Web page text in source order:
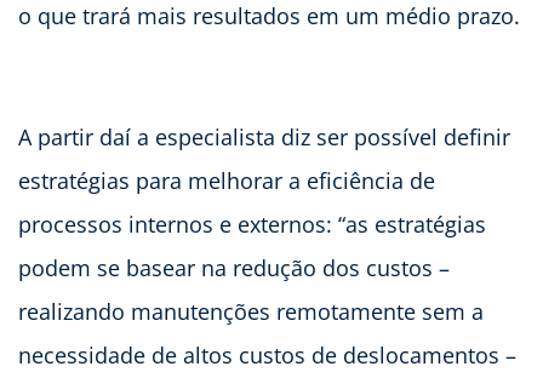
o que trará mais resultados em um médio prazo.
A partir daí a especialista diz ser possível definir
estratégias para melhorar a eficiência de
processos internos e externos: “as estratégias
podem se basear na redução dos custos –
realizando manutenções remotamente sem a
necessidade de altos custos de deslocamentos –